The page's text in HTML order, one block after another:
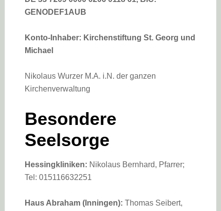
GENODEF1AUB
Konto-Inhaber: Kirchenstiftung St. Georg und
Michael
Nikolaus Wurzer M.A. i.N. der ganzen
Kirchenverwaltung
Besondere
Seelsorge
Hessingkliniken: Nikolaus Bernhard, Pfarrer;
Tel: 015116632251
Haus Abraham (Inningen): Thomas Seibert,